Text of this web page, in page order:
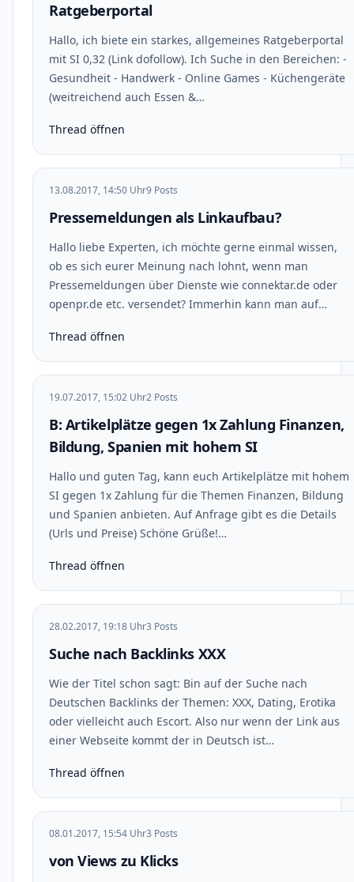
Ratgeberportal
Hallo, ich biete ein starkes, allgemeines Ratgeberportal
mit SI 0,32 (Link dofollow). Ich Suche in den Bereichen: -
Gesundheit - Handwerk - Online Games - Küchengeräte
(weitreichend auch Essen &…
Thread öffnen
13.08.2017, 14:50 Uhr9 Posts
Pressemeldungen als Linkaufbau?
Hallo liebe Experten, ich möchte gerne einmal wissen,
ob es sich eurer Meinung nach lohnt, wenn man
Pressemeldungen über Dienste wie connektar.de oder
openpr.de etc. versendet? Immerhin kann man auf…
Thread öffnen
19.07.2017, 15:02 Uhr2 Posts
B: Artikelplätze gegen 1x Zahlung Finanzen,
Bildung, Spanien mit hohem SI
Hallo und guten Tag, kann euch Artikelplätze mit hohem
SI gegen 1x Zahlung für die Themen Finanzen, Bildung
und Spanien anbieten. Auf Anfrage gibt es die Details
(Urls und Preise) Schöne Grüße!…
Thread öffnen
28.02.2017, 19:18 Uhr3 Posts
Suche nach Backlinks XXX
Wie der Titel schon sagt: Bin auf der Suche nach
Deutschen Backlinks der Themen: XXX, Dating, Erotika
oder vielleicht auch Escort. Also nur wenn der Link aus
einer Webseite kommt der in Deutsch ist…
Thread öffnen
08.01.2017, 15:54 Uhr3 Posts
von Views zu Klicks